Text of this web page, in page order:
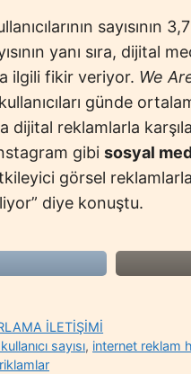
sayısının
yanı sıra, dijital
ilgili fikir veriyor. We
günde
dijital reklamlarla
gibi sosyal
görsel
diye konuştu.
İLETİŞİMİ
sayısı, internet reklam